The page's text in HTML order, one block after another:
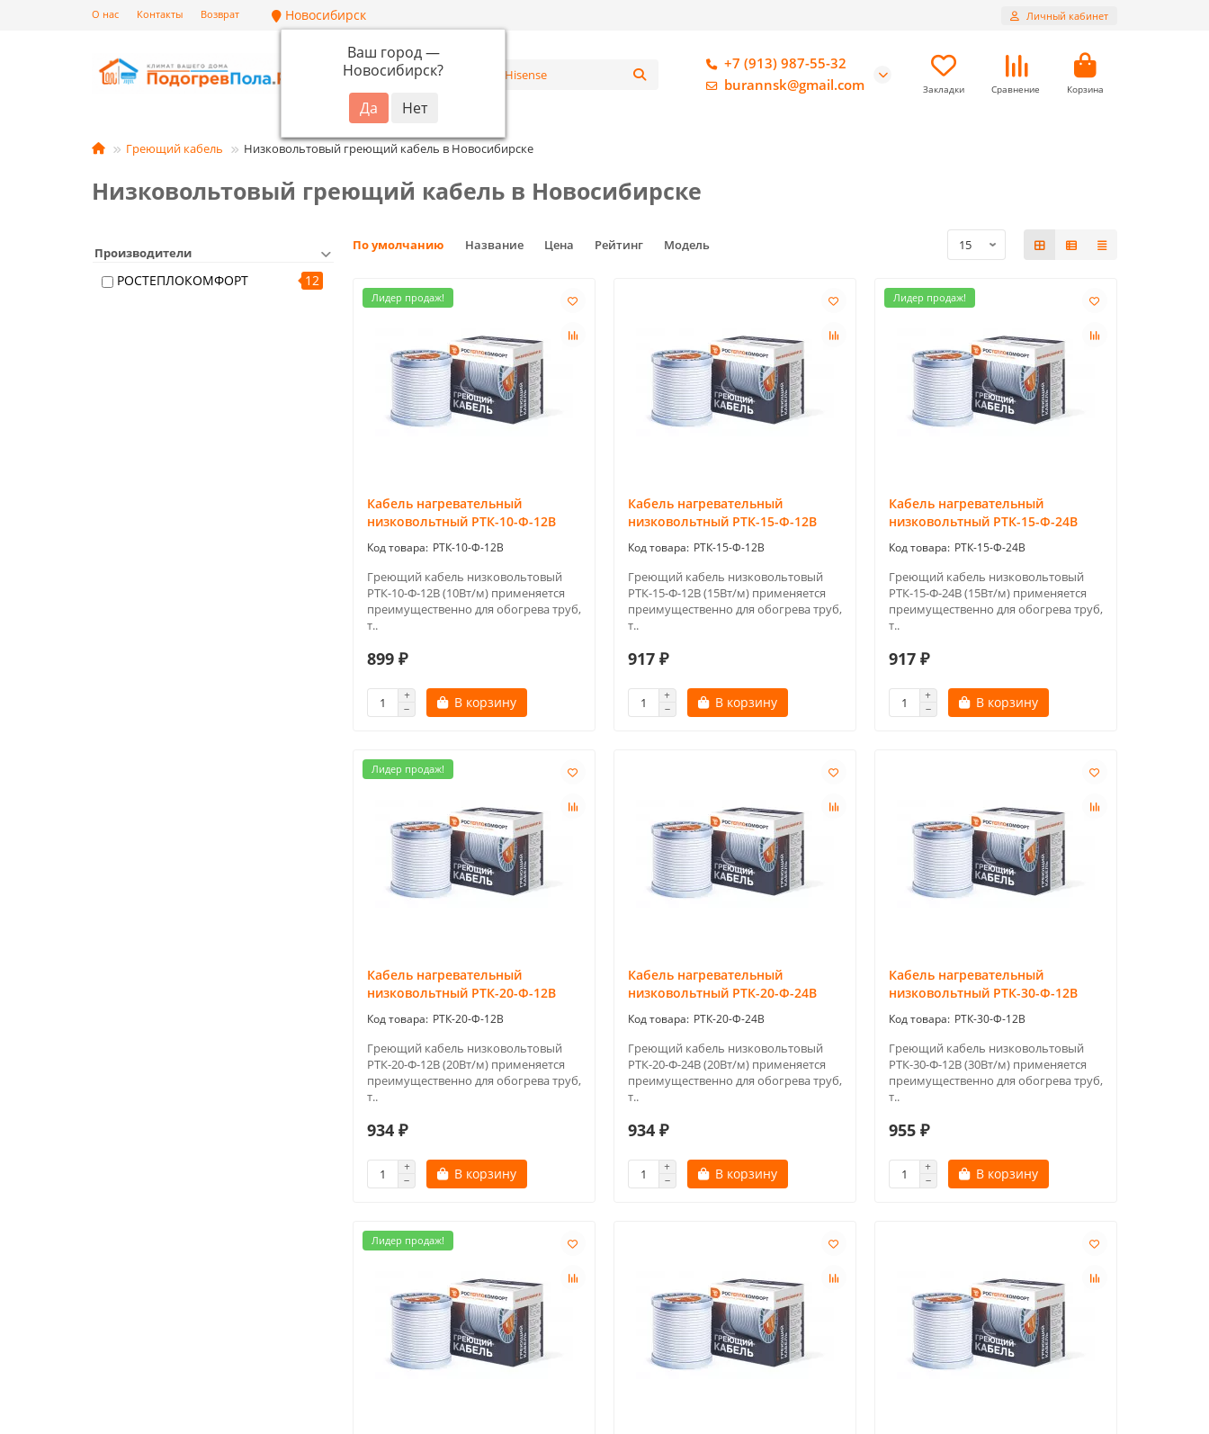
О нас Контакты Возврат Новосибирск
Ваш город —
Новосибирск?
Личный кабинет
Каталог
+7 (913) 987-55-32
burannsk@gmail.com
Закладки Сравнение Корзина
Греющий кабель Низковольтовый греющий кабель в Новосибирске
Низковольтовый греющий кабель в Новосибирске
Производители
РОСТЕПЛОКОМФОРТ 12
По умолчанию Название Цена Рейтинг Модель
Лидер продаж!
Кабель нагревательный
низковольтный РТК-10-Ф-12В
РТК-10-Ф-12В
Греющий кабель низковольтовый
РТК-10-Ф-12В (10Вт/м) применяется
преимущественно для обогрева труб,
т..
899 ₽
В корзину
Кабель нагревательный
низковольтный РТК-15-Ф-12В
РТК-15-Ф-12В
Греющий кабель низковольтовый
РТК-15-Ф-12В (15Вт/м) применяется
преимущественно для обогрева труб,
т..
917 ₽
В корзину
Лидер продаж!
Кабель нагревательный
низковольтный РТК-15-Ф-24В
РТК-15-Ф-24В
Греющий кабель низковольтовый
РТК-15-Ф-24В (15Вт/м) применяется
преимущественно для обогрева труб,
т..
917 ₽
В корзину
Лидер продаж!
Кабель нагревательный
низковольтный РТК-20-Ф-12В
РТК-20-Ф-12В
Греющий кабель низковольтовый
РТК-20-Ф-12В (20Вт/м) применяется
преимущественно для обогрева труб,
т..
934 ₽
В корзину
Кабель нагревательный
низковольтный РТК-20-Ф-24В
РТК-20-Ф-24В
Греющий кабель низковольтовый
РТК-20-Ф-24В (20Вт/м) применяется
преимущественно для обогрева труб,
т..
934 ₽
В корзину
Кабель нагревательный
низковольтный РТК-30-Ф-12В
РТК-30-Ф-12В
Греющий кабель низковольтовый
РТК-30-Ф-12В (30Вт/м) применяется
преимущественно для обогрева труб,
т..
955 ₽
В корзину
Лидер продаж!